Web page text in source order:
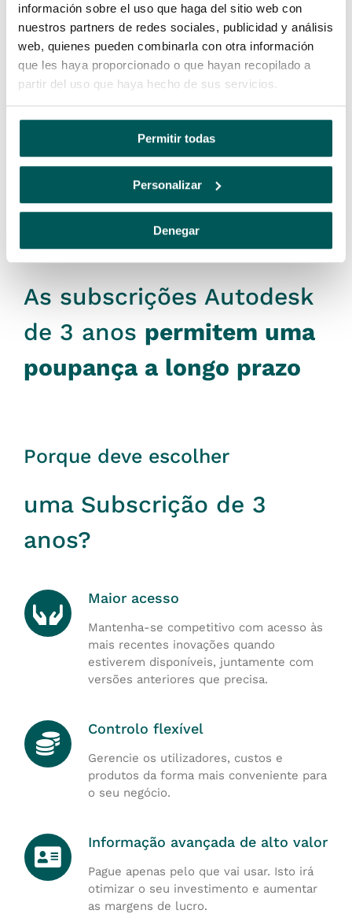
información sobre el uso que haga del sitio web con
nuestros partners de redes sociales, publicidad y análisis
web, quienes pueden combinarla con otra información
que les haya proporcionado o que hayan recopilado a
partir del uso que haya hecho de sus servicios.
Permitir todas
Personalizar
Denegar
Subscrever a Newsletter.
Marque a caixa para receber informações sobre os programas de
desenho e projeto CAD, como notícias e promoções.
declaração de privacidade
As subscrições Autodesk
de 3 anos permitem uma
poupança a longo prazo
Porque deve escolher
uma Subscrição de 3
anos?
Maior acesso
Mantenha-se competitivo com acesso às
mais recentes inovações quando
estiverem disponíveis, juntamente com
versões anteriores que precisa.
Controlo flexível
Gerencie os utilizadores, custos e
produtos da forma mais conveniente para
o seu negócio.
Informação avançada de alto valor
Pague apenas pelo que vai usar. Isto irá
otimizar o seu investimento e aumentar
as margens de lucro.